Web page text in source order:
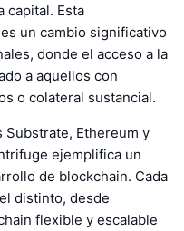
capital. Esta
un cambio significativo
donde el acceso a la
a aquellos con
o colateral sustancial.
Substrate, Ethereum y
ejemplifica un
de blockchain. Cada
distinto, desde
flexible y escalable